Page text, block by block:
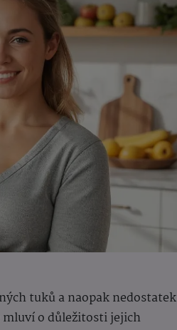
tuků a naopak nedostatek
mluví o důležitosti jejich